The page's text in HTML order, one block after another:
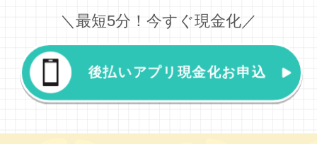
＼最短5分！今すぐ現金化／
後払いアプリ現金化お申込